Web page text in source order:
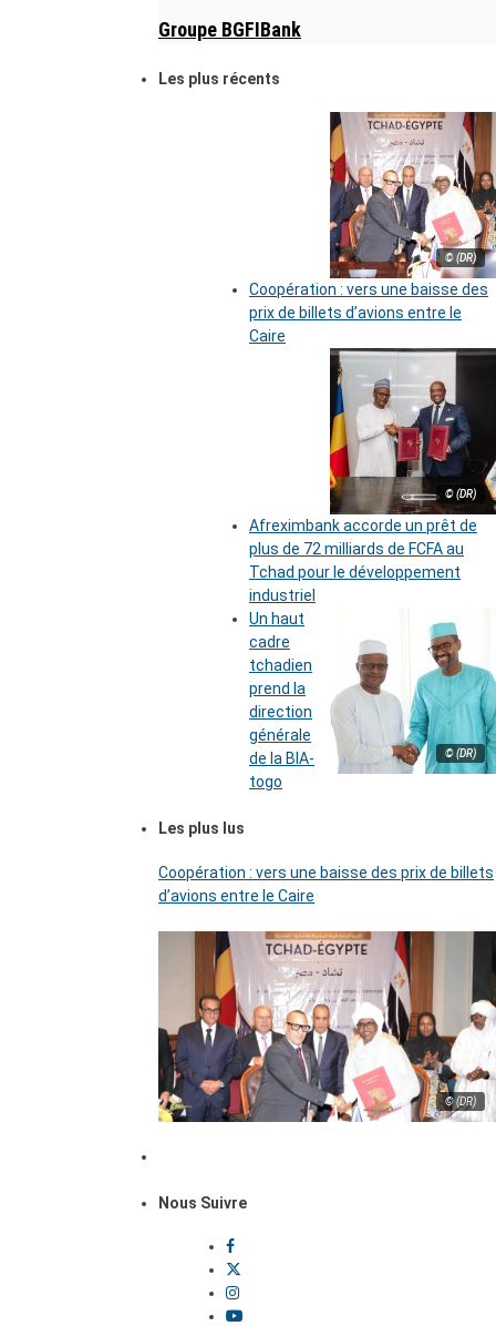
Groupe BGFIBank
Les plus récents
© (DR)
Coopération : vers une baisse des
prix de billets d’avions entre le
Caire
© (DR)
Afreximbank accorde un prêt de
plus de 72 milliards de FCFA au
Tchad pour le développement
industriel
© (DR)
Un haut
cadre
tchadien
prend la
direction
générale
de la BIA-
togo
Les plus lus
Coopération : vers une baisse des prix de billets
d’avions entre le Caire
© (DR)
Nous Suivre